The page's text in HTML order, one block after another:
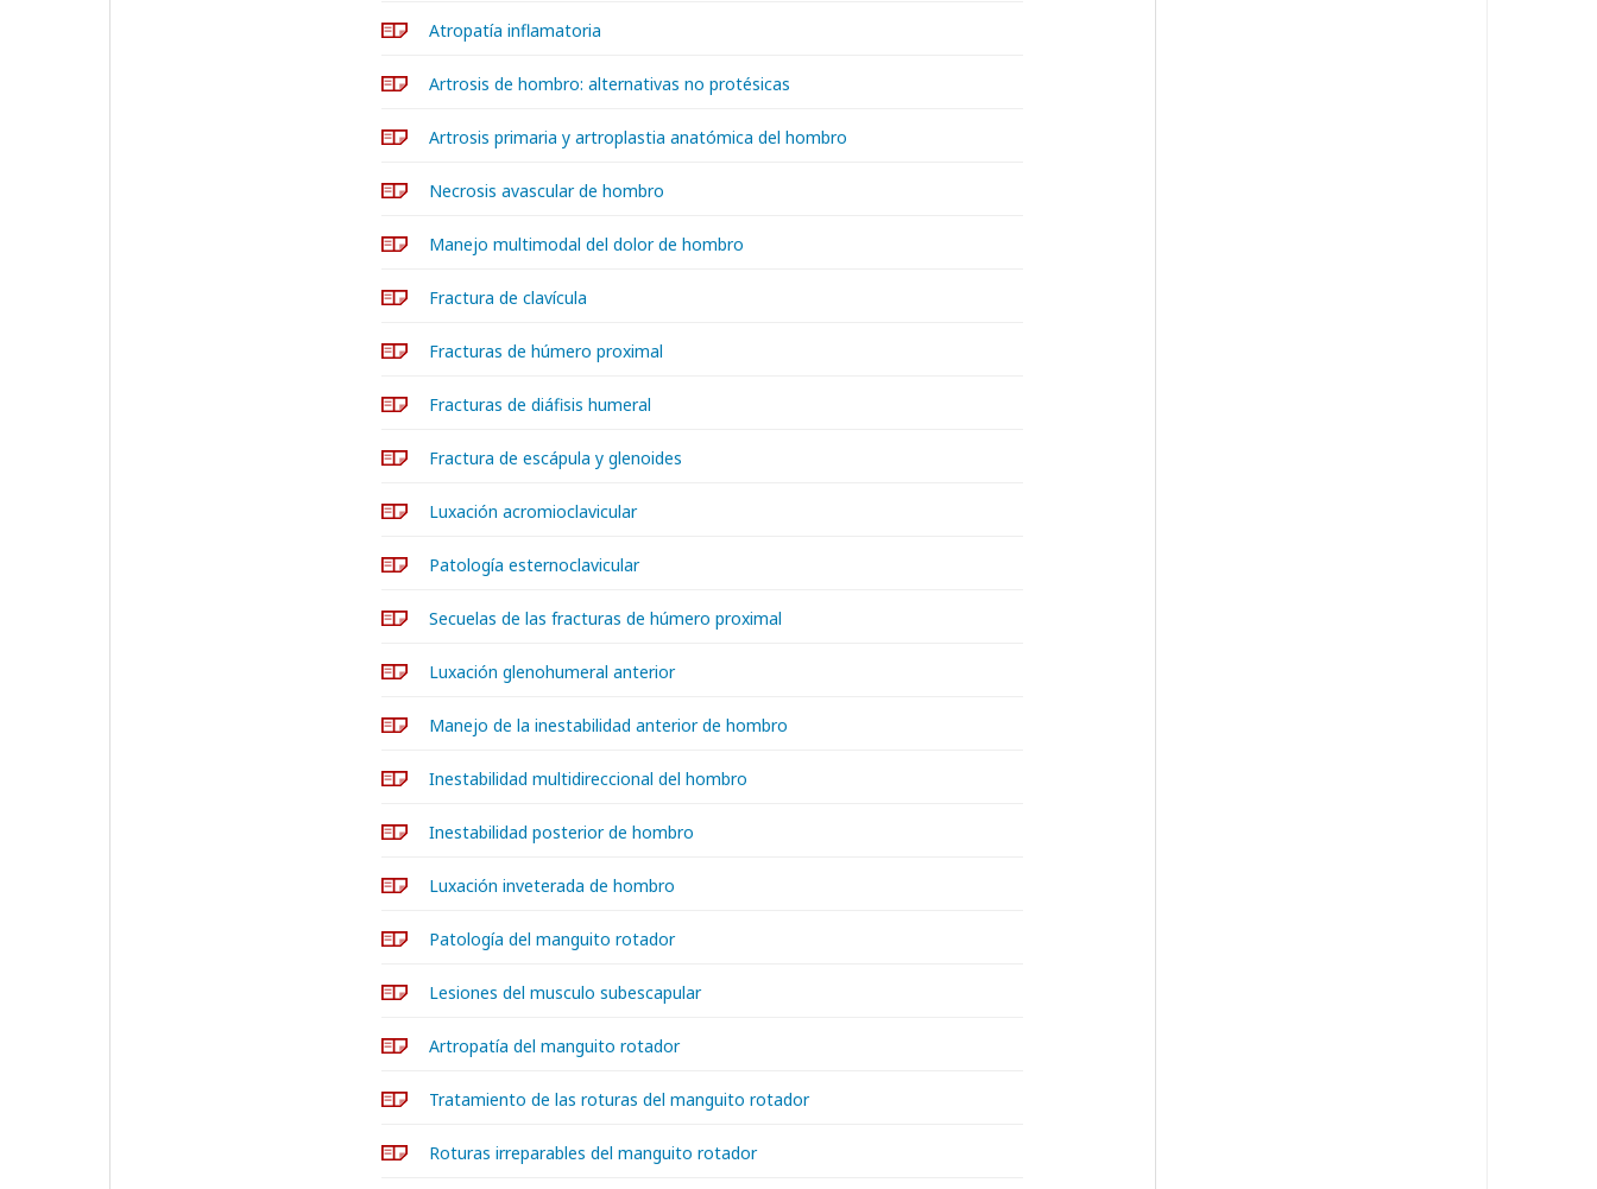
Atropatía inflamatoria
Artrosis de hombro: alternativas no protésicas
Artrosis primaria y artroplastia anatómica del hombro
Necrosis avascular de hombro
Manejo multimodal del dolor de hombro
Fractura de clavícula
Fracturas de húmero proximal
Fracturas de diáfisis humeral
Fractura de escápula y glenoides
Luxación acromioclavicular
Patología esternoclavicular
Secuelas de las fracturas de húmero proximal
Luxación glenohumeral anterior
Manejo de la inestabilidad anterior de hombro
Inestabilidad multidireccional del hombro
Inestabilidad posterior de hombro
Luxación inveterada de hombro
Patología del manguito rotador
Lesiones del musculo subescapular
Artropatía del manguito rotador
Tratamiento de las roturas del manguito rotador
Roturas irreparables del manguito rotador